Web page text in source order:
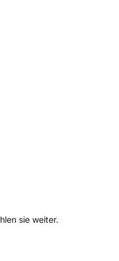
sie weiter.